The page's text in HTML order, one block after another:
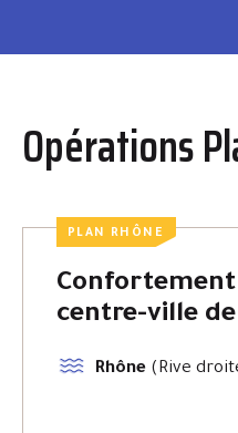
Opérations
PLAN RHÔNE
Confortement
centre-ville de
Rhône (Rive